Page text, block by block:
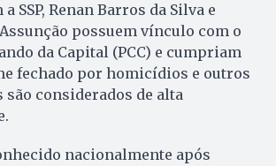
SSP, Renan Barros da Silva e
possuem vínculo com o
da Capital (PCC) e cumpriam
fechado por homicídios e outros
são considerados de alta
nacionalmente após